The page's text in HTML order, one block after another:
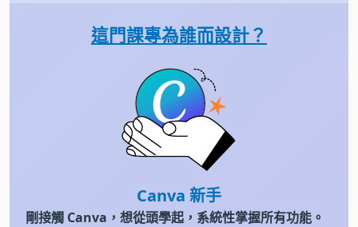
這門課專為誰而設計？
Canva 新手
剛接觸 Canva，想從頭學起，系統性掌握所有功能。